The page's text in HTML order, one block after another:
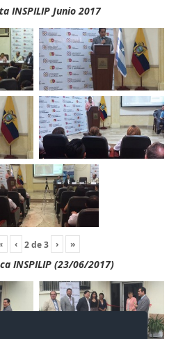
INSPILIP Junio 2017
‹ 2de3 › »
INSPILIP (23/06/2017)